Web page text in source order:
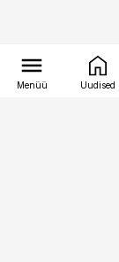
Menüü Uudised